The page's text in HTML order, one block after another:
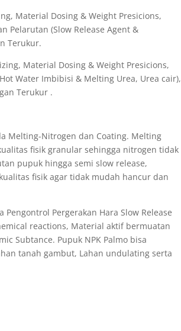
Material Dosing & Weight Presicions,
Pelarutan (Slow Release Agent &
Terukur.
Material Dosing & Weight Presicions,
Water Imbibisi & Melting Urea, Urea cair),
Terukur .
Melting-Nitrogen dan Coating. Melting
fisik granular sehingga nitrogen tidak
pupuk hingga semi slow release,
fisik agar tidak mudah hancur dan
Pergerakan Hara Slow Release
reactions, Material aktif bermuatan
Subtance. Pupuk NPK Palmo bisa
tanah gambut, Lahan undulating serta